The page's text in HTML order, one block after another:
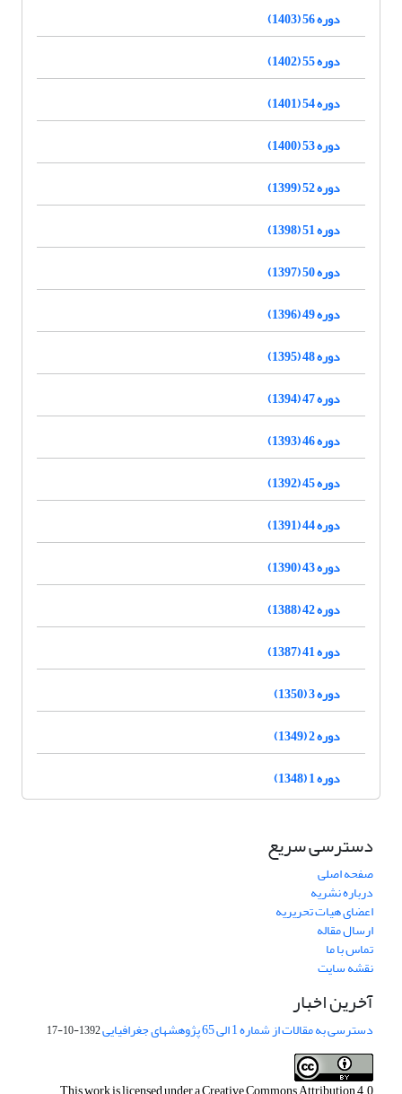
دوره 56 (1403)
دوره 55 (1402)
دوره 54 (1401)
دوره 53 (1400)
دوره 52 (1399)
دوره 51 (1398)
دوره 50 (1397)
دوره 49 (1396)
دوره 48 (1395)
دوره 47 (1394)
دوره 46 (1393)
دوره 45 (1392)
دوره 44 (1391)
دوره 43 (1390)
دوره 42 (1388)
دوره 41 (1387)
دوره 3 (1350)
دوره 2 (1349)
دوره 1 (1348)
دسترسی سریع
صفحه اصلی
درباره نشریه
اعضای هیات تحریریه
ارسال مقاله
تماس با ما
نقشه سایت
آخرین اخبار
دسترسی به مقالات از شماره 1 الی 65 پژوهشهای جغرافیایی 1392-10-17